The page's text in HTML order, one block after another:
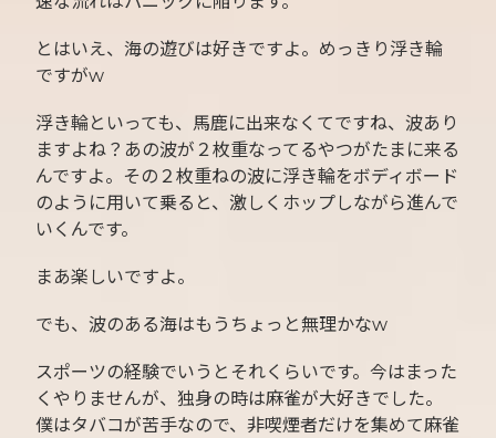
とはいえ、海の遊びは好きですよ。めっきり浮き輪
ですがw
浮き輪といっても、馬鹿に出来なくてですね、波あり
ますよね？あの波が２枚重なってるやつがたまに来る
んですよ。その２枚重ねの波に浮き輪をボディボード
のように用いて乗ると、激しくホップしながら進んで
いくんです。
まあ楽しいですよ。
でも、波のある海はもうちょっと無理かなw
スポーツの経験でいうとそれくらいです。今はまった
くやりませんが、独身の時は麻雀が大好きでした。
僕はタバコが苦手なので、非喫煙者だけを集めて麻雀